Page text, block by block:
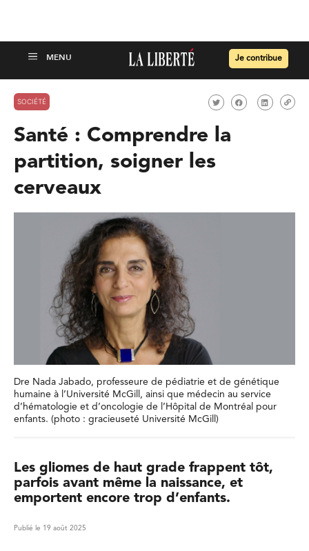
Je contribue
SOCIÉTÉ
Santé : Comprendre la
partition, soigner les
cerveaux
Dre Nada Jabado, professeure de pédiatrie et de génétique
humaine à l’Université McGill, ainsi que médecin au service
d’hématologie et d’oncologie de l’Hôpital de Montréal pour
enfants. (photo : gracieuseté Université McGill)
Les gliomes de haut grade frappent tôt,
parfois avant même la naissance, et
emportent encore trop d’enfants.
Publié le 19 août 2025